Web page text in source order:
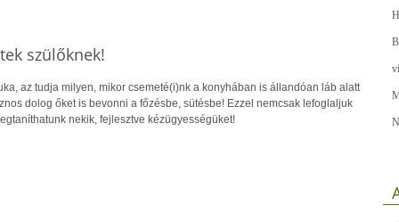
szülőknek!
az tudja milyen, mikor csemeté(i)nk a konyhában is állandóan láb alatt
dolog őket is bevonni a főzésbe, sütésbe! Ezzel nemcsak lefoglaljuk
nekik, fejlesztve kézügyességüket!